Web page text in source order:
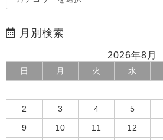
月別検索
2026年8月
日 月 火 水
2 3 4 5
9 10 11 12